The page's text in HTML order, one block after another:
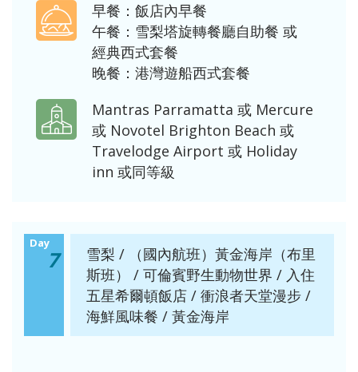
早餐：飯店內早餐
午餐：雪梨塔旋轉餐廳自助餐 或
經典西式套餐
晚餐：港灣遊船西式套餐
Mantras Parramatta 或 Mercure
或 Novotel Brighton Beach 或
Travelodge Airport 或 Holiday
inn 或同等級
Day
7
雪梨 / （國內航班）黃金海岸（布里
斯班） / 可倫賓野生動物世界 / 入住
五星希爾頓飯店 / 衝浪者天堂漫步 /
海鮮風味餐 / 黃金海岸